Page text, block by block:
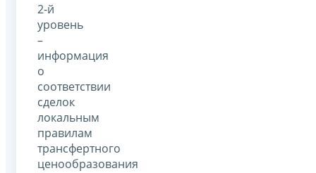
2-й
уровень
–
информация
о
соответствии
сделок
локальным
правилам
трансфертного
ценообразования